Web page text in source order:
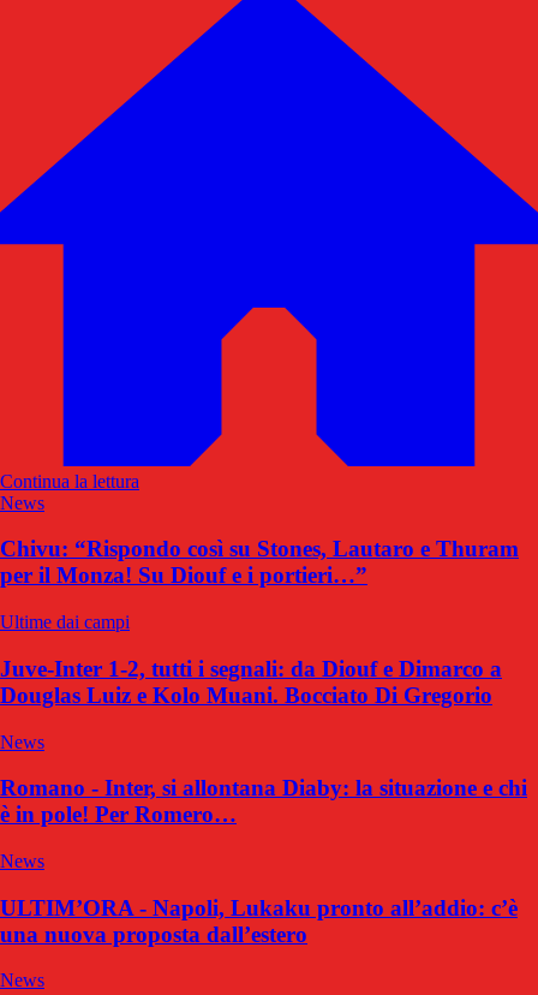
Continua la lettura
News
Chivu: “Rispondo così su Stones, Lautaro e Thuram
per il Monza! Su Diouf e i portieri…”
Ultime dai campi
Juve-Inter 1-2, tutti i segnali: da Diouf e Dimarco a
Douglas Luiz e Kolo Muani. Bocciato Di Gregorio
News
Romano - Inter, si allontana Diaby: la situazione e chi
è in pole! Per Romero…
News
ULTIM’ORA - Napoli, Lukaku pronto all’addio: c’è
una nuova proposta dall’estero
News